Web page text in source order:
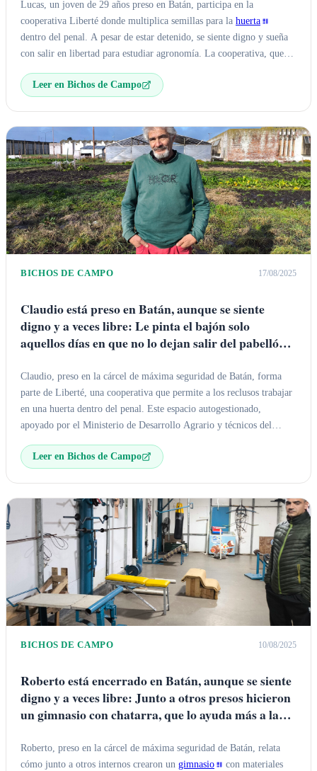
Balcarce
Lucas, un joven de 29 años preso en Batán, participa en la
cooperativa Liberté donde multiplica semillas para la huerta
dentro del penal. A pesar de estar detenido, se siente digno y sueña
con salir en libertad para estudiar agronomía. La cooperativa, que
reinserción y dignidad de los internos.
Leer en Bichos de Campo
BICHOS DE CAMPO 17/08/2025
Claudio está preso en Batán, aunque se siente
digno y a veces libre: Le pinta el bajón solo
aquellos días en que no lo dejan salir del pabellón
Claudio, preso en la cárcel de máxima seguridad de Batán, forma
parte de Liberté, una cooperativa que permite a los reclusos trabajar
en una huerta dentro del penal. Este espacio autogestionado,
apoyado por el Ministerio de Desarrollo Agrario y técnicos del
el contacto con la tierra y el carnet que le permite acceder
Leer en Bichos de Campo
BICHOS DE CAMPO 10/08/2025
Roberto está encerrado en Batán, aunque se siente
digno y a veces libre: Junto a otros presos hicieron
un gimnasio con chatarra, que lo ayuda más a la
Roberto, preso en la cárcel de máxima seguridad de Batán, relata
cómo junto a otros internos crearon un gimnasio
con materiales